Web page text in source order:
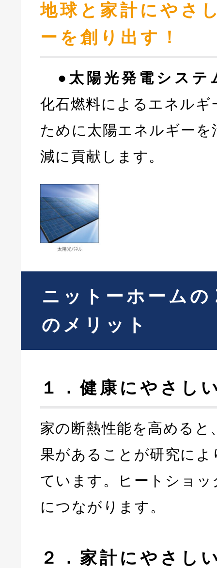
地球と家計にやさ
ーを創り出す！
●太陽光発電システ
化石燃料によるエネルギ
ために太陽エネルギーを
減に貢献します。
ニットーホームの
のメリット
１．健康にやさし
家の断熱性能を高めると
果があることが研究に
ています。ヒートショ
につながります。
２．家計にやさし